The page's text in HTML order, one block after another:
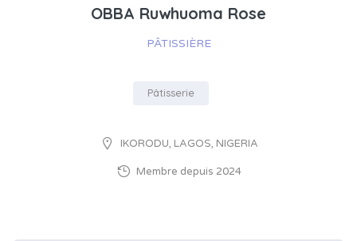
Pâtisserie
OBBA Ruwhuoma Rose
PÂTISSIÈRE
IKORODU, LAGOS, NIGERIA
Membre depuis 2024